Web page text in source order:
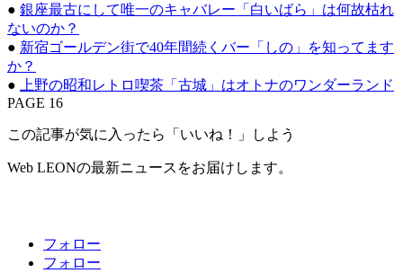
● 銀座最古にして唯一のキャバレー「白いばら」は何故枯れ
ないのか？
● 新宿ゴールデン街で40年間続くバー「しの」を知ってます
か？
●
上野の昭和レトロ喫茶「古城」はオトナのワンダーランド
PAGE 16
この記事が気に入ったら「いいね！」しよう
Web LEONの最新ニュースをお届けします。
フォロー
フォロー